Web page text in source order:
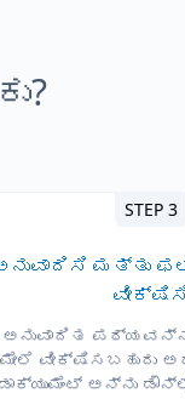
STEP 3
ಮತ್ತು
ಅನುವಾದಿತ
ಮೇಲೆ ವೀಕ್ಷಿಸಬಹುದು
ಡಾಕ್ಯುಮೆಂಟ್ ಅನ್ನು